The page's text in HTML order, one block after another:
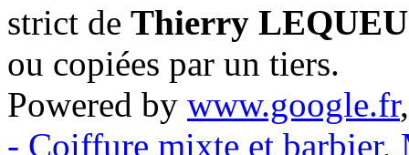
strict de Thierry LEQUEU
ou copiées par un tiers.
Powered by www.google.fr
- Coiffure mixte et barbier,